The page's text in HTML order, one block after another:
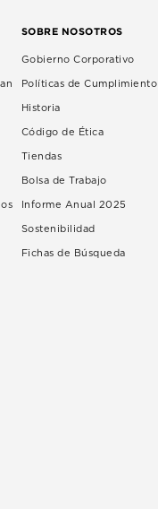
SOBRE NOSOTROS
Gobierno Corporativo
Políticas de Cumplimiento
Historia
Código de Ética
Tiendas
Bolsa de Trabajo
Informe Anual 2025
Sostenibilidad
Fichas de Búsqueda